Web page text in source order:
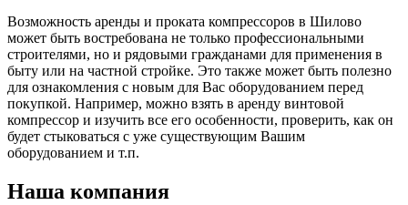
Возможность аренды и проката компрессоров в Шилово
может быть востребована не только профессиональными
строителями, но и рядовыми гражданами для применения в
быту или на частной стройке. Это также может быть полезно
для ознакомления с новым для Вас оборудованием перед
покупкой. Например, можно взять в аренду винтовой
компрессор и изучить все его особенности, проверить, как он
будет стыковаться с уже существующим Вашим
оборудованием и т.п.
Наша компания